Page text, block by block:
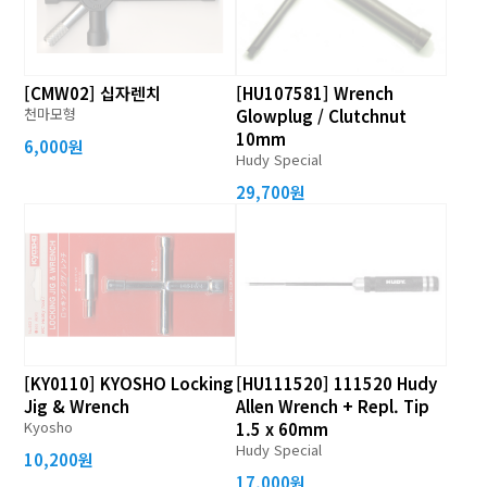
[CMW02] 십자렌치
천마모형
6,000원
[HU107581] Wrench
Glowplug / Clutchnut
10mm
Hudy Special
29,700원
[KY0110] KYOSHO Locking
Jig & Wrench
Kyosho
10,200원
[HU111520] 111520 Hudy
Allen Wrench + Repl. Tip
1.5 x 60mm
Hudy Special
17,000원